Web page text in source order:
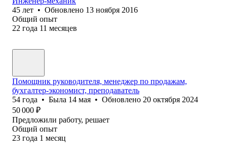
45 лет • Обновлено 13 ноября 2016
Общий опыт
22 года 11 месяцев
Помощник руководителя, менеджер по продажам,
бухгалтер-экономист, преподаватель
54 года • Была 14 мая • Обновлено 20 октября 2024
50 000 ₽
Предложили работу, решает
Общий опыт
23 года 1 месяц